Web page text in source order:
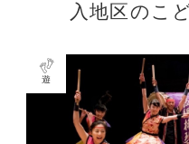
入地区のこ
遊